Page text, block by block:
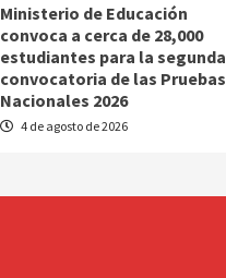
Ministerio de Educación
convoca a cerca de 28,000
estudiantes para la segunda
convocatoria de las Pruebas
Nacionales 2026
4 de agosto de 2026